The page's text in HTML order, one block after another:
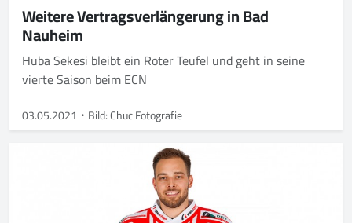
Weitere Vertragsverlängerung in Bad
Nauheim
Huba Sekesi bleibt ein Roter Teufel und geht in seine
vierte Saison beim ECN
03.05.2021 Bild: Chuc Fotografie